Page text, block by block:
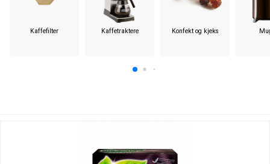
Kaffefilter Kaffetraktere Konfekt og kjeks